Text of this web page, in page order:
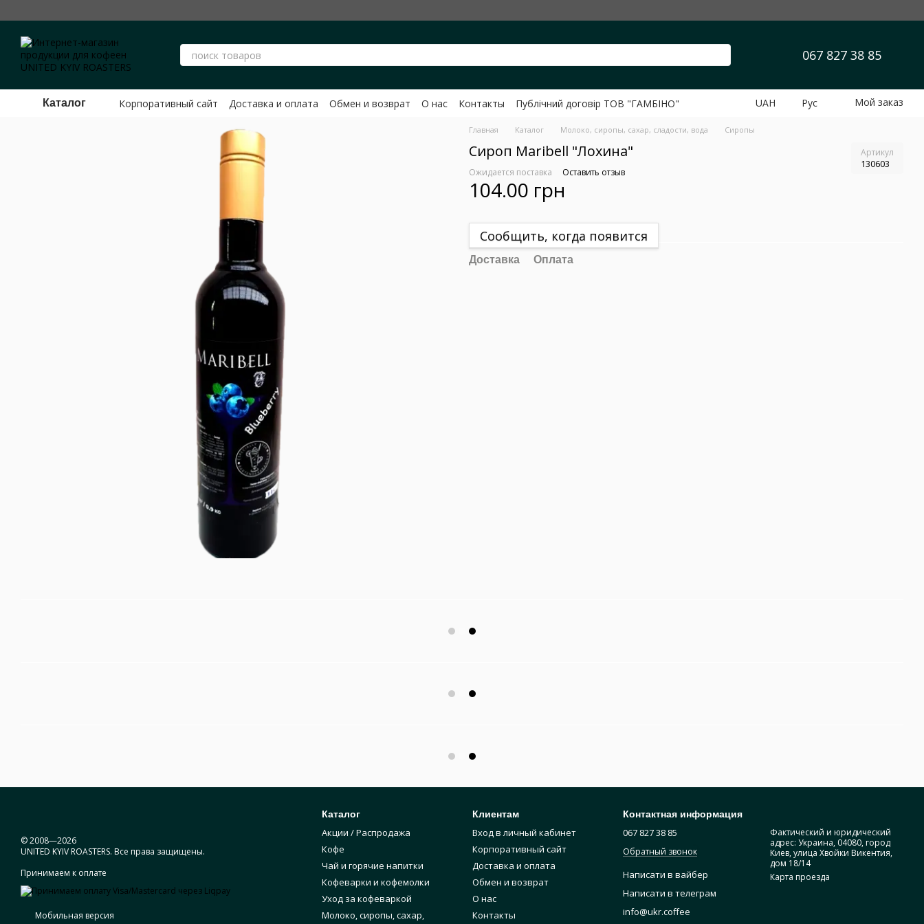
067 827 38 85
Каталог Корпоративный сайт Доставка и оплата Обмен и возврат О нас Контакты
Публічний договір ТОВ "ГАМБІНО"
UAH Рус Мой заказ
Главная Каталог Молоко, сиропы, сахар, сладости, вода Сиропы
Сироп Maribell "Лохина" Артикул
130603
Ожидается поставка Оставить отзыв
104.00 грн
Сообщить, когда появится
Доставка Оплата
© 2008—2026
UNITED KYIV ROASTERS. Все права защищены.
Принимаем к оплате
Мобильная версия
Каталог
Акции / Распродажа
Кофе
Чай и горячие напитки
Кофеварки и кофемолки
Уход за кофеваркой
Молоко, сиропы, сахар,
Клиентам
Вход в личный кабинет
Корпоративный сайт
Доставка и оплата
Обмен и возврат
О нас
Контакты
Контактная информация
067 827 38 85
Обратный звонок
Написати в вайбер
Написати в телеграм
info@ukr.coffee
Фактический и юридический
адрес: Украина, 04080, город
Киев, улица Хвойки Викентия,
дом 18/14
Карта проезда